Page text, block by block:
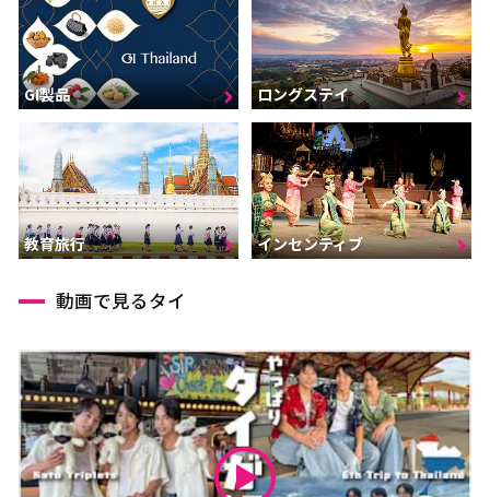
GI製品 ロングステイ
教育旅行 インセンティブ
動画で見るタイ